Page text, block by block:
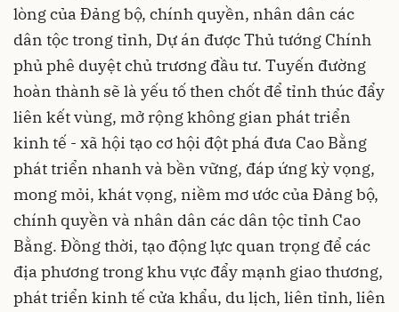
lòng của Đảng bộ, chính quyền, nhân dân các
dân tộc trong tỉnh, Dự án được Thủ tướng Chính
phủ phê duyệt chủ trương đầu tư. Tuyến đường
hoàn thành sẽ là yếu tố then chốt để tỉnh thúc đẩy
liên kết vùng, mở rộng không gian phát triển
kinh tế - xã hội tạo cơ hội đột phá đưa Cao Bằng
phát triển nhanh và bền vững, đáp ứng kỳ vọng,
mong mỏi, khát vọng, niềm mơ ước của Đảng bộ,
chính quyền và nhân dân các dân tộc tỉnh Cao
Bằng. Đồng thời, tạo động lực quan trọng để các
địa phương trong khu vực đẩy mạnh giao thương,
phát triển kinh tế cửa khẩu, du lịch, liên tỉnh, liên